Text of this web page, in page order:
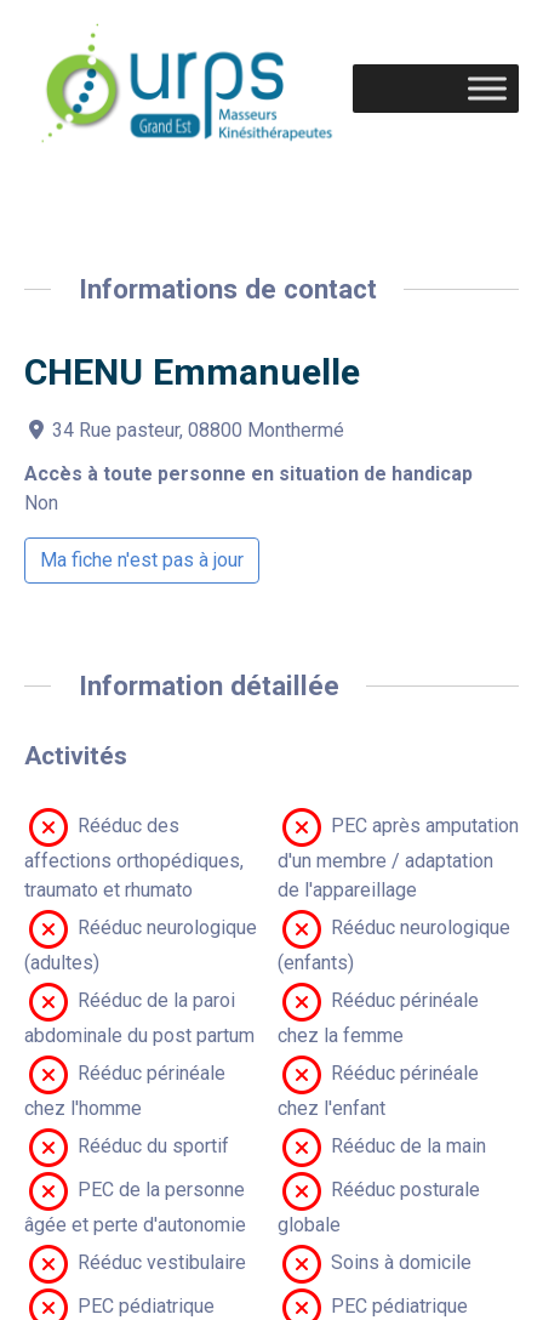
Informations de contact
CHENU Emmanuelle
34 Rue pasteur, 08800 Monthermé
Accès à toute personne en situation de handicap
Non
Ma fiche n'est pas à jour
Information détaillée
Activités
Rééduc des
affections orthopédiques,
traumato et rhumato
PEC après amputation
d'un membre / adaptation
de l'appareillage
Rééduc neurologique
(adultes)
Rééduc neurologique
(enfants)
Rééduc de la paroi
abdominale du post partum
Rééduc périnéale
chez la femme
Rééduc périnéale
chez l'homme
Rééduc périnéale
chez l'enfant
Rééduc du sportif
Rééduc de la main
PEC de la personne
âgée et perte d'autonomie
Rééduc posturale
globale
Rééduc vestibulaire
Soins à domicile
PEC pédiatrique
PEC pédiatrique